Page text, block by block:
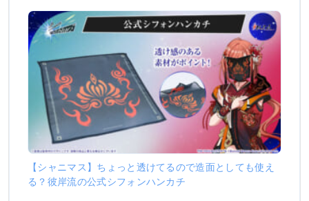
【シャニマス】ちょっと透けてるので造面としても使え
る？彼岸流の公式シフォンハンカチ